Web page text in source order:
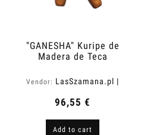
"GANESHA" Kuripe de
Madera de Teca
Vendor: LasSzamana.pl |
96,55 €
Add to cart